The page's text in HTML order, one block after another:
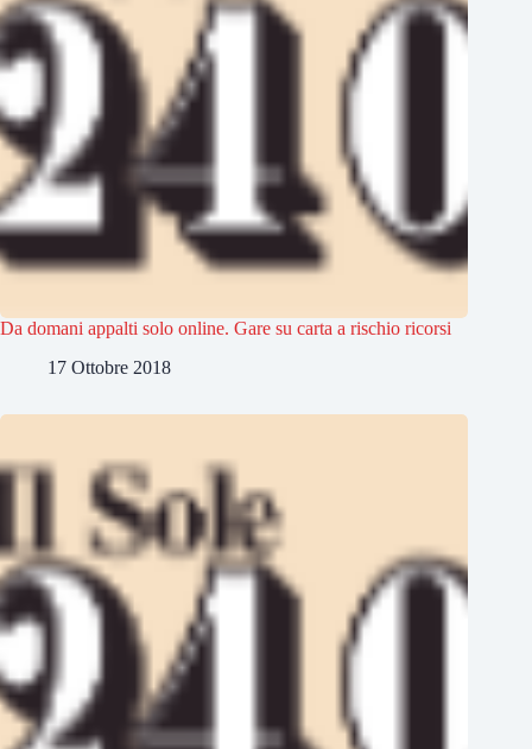
Da domani appalti solo online. Gare su carta a rischio ricorsi
17 Ottobre 2018